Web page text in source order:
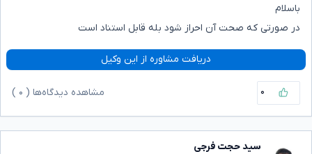
باسلام
در صورتی که صحت آن احراز شود بله قابل استناد است
دریافت مشاوره از این وکیل
۰ مشاهده دیدگاه‌ها ( ۰
سید حجت فرجی